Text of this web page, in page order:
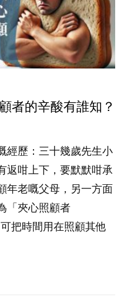
者的辛酸有誰知？
經歷：三十幾歲先生小
返咁上下，要默默咁承
年老嘅父母，另一方面
「夾心照顧者
把時間用在照顧其他